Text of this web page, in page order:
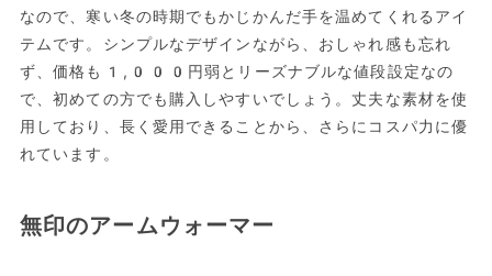
なので、寒い冬の時期でもかじかんだ手を温めてくれるアイ
テムです。シンプルなデザインながら、おしゃれ感も忘れ
ず、価格も1,000円弱とリーズナブルな値段設定なの
で、初めての方でも購入しやすいでしょう。丈夫な素材を使
用しており、長く愛用できることから、さらにコスパ力に優
れています。
無印のアームウォーマー